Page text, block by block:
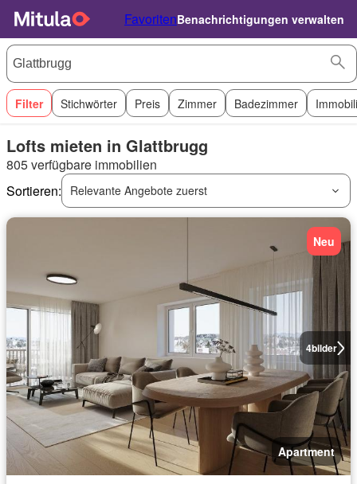
FavoritenBenachrichtigungen verwalten
Filter Stichwörter Preis Zimmer Badezimmer
Lofts mieten in Glattbrugg
805 verfügbare immobilien
Sortieren:
Relevante Angebote zuerst
4bilder
Neu
Apartment